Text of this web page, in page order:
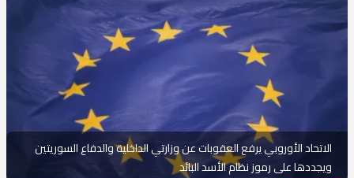
الاتحاد الأوروبي يرفع العقوبات عن وزارتي الداخلية والدفاع السوريتين
ويجددها على رموز نظام الأسد البائد